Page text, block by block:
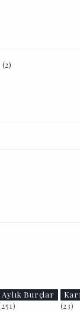
Aylık Burçlar
(23)